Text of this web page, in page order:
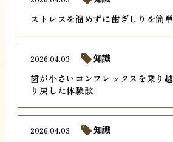
ストレスを溜めずに歯ぎしりを簡
歯が小さいコンプレックスを乗り
り戻した体験談
2026.04.03 知識
2026.04.03 知識